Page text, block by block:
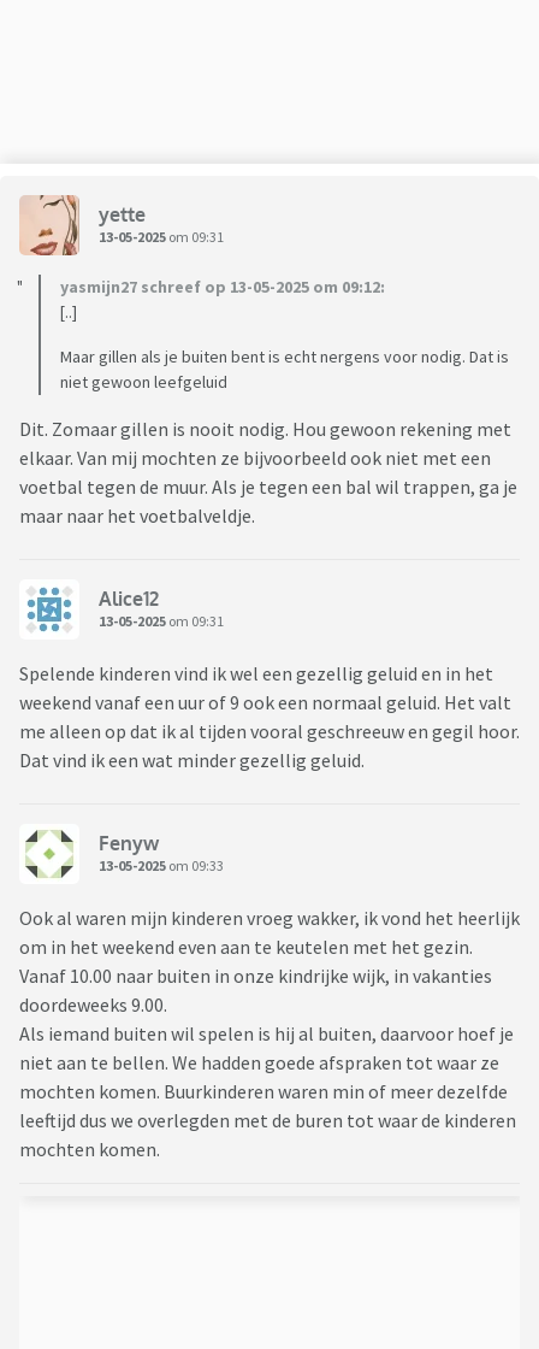
yette
13-05-2025 om 09:31
yasmijn27 schreef op 13-05-2025 om 09:12:
[..]
Maar gillen als je buiten bent is echt nergens voor nodig. Dat is
niet gewoon leefgeluid
Dit. Zomaar gillen is nooit nodig. Hou gewoon rekening met
elkaar. Van mij mochten ze bijvoorbeeld ook niet met een
voetbal tegen de muur. Als je tegen een bal wil trappen, ga je
maar naar het voetbalveldje.
Alice12
13-05-2025 om 09:31
Spelende kinderen vind ik wel een gezellig geluid en in het
weekend vanaf een uur of 9 ook een normaal geluid. Het valt
me alleen op dat ik al tijden vooral geschreeuw en gegil hoor.
Dat vind ik een wat minder gezellig geluid.
Fenyw
13-05-2025 om 09:33
Ook al waren mijn kinderen vroeg wakker, ik vond het heerlijk
om in het weekend even aan te keutelen met het gezin.
Vanaf 10.00 naar buiten in onze kindrijke wijk, in vakanties
doordeweeks 9.00.
Als iemand buiten wil spelen is hij al buiten, daarvoor hoef je
niet aan te bellen. We hadden goede afspraken tot waar ze
mochten komen. Buurkinderen waren min of meer dezelfde
leeftijd dus we overlegden met de buren tot waar de kinderen
mochten komen.